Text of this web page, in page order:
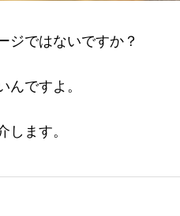
ジではないですか？
んですよ。
ます。